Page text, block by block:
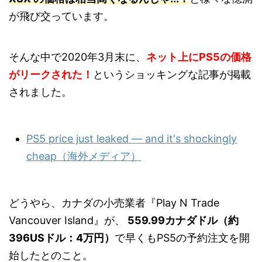
が飛び交っています。
そんな中で2020年3月末に、 ネット上にPS5の価格
がリークされた！ というショッキングな記事が掲載
されました。
PS5 price just leaked — and it's shockingly
cheap（海外メディア）
どうやら、カナダの小売業者『Play N Trade
Vancouver Island』が、
559.99カナダドル（約
396USドル：4万円） で早くもPS5の予約注文を開
始したとのこと。